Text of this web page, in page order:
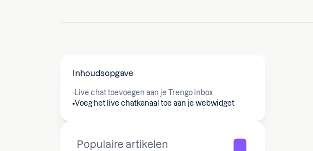
Inhoudsopgave
Live chat toevoegen aan je Trengo inbox
Voeg het live chatkanaal toe aan je webwidget
Populaire artikelen